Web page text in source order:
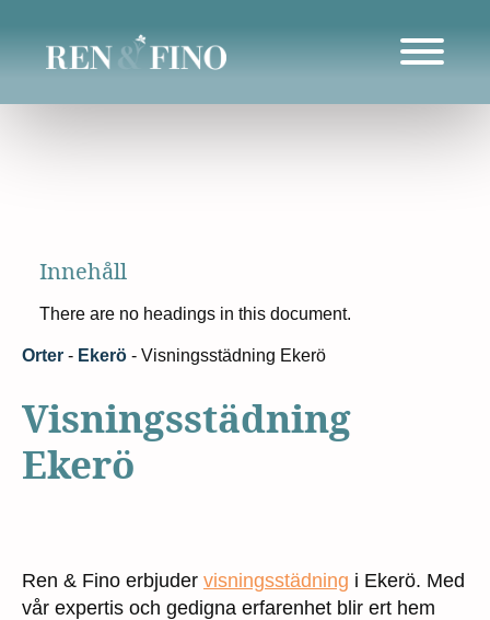
Innehåll
There are no headings in this document.
Orter - Ekerö - Visningsstädning Ekerö
Visningsstädning
Ekerö
Ren & Fino erbjuder visningsstädning i Ekerö. Med
vår expertis och gedigna erfarenhet blir ert hem